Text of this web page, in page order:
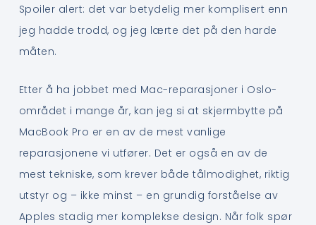
Spoiler alert: det var betydelig mer komplisert enn
jeg hadde trodd, og jeg lærte det på den harde
måten.
Etter å ha jobbet med Mac-reparasjoner i Oslo-
området i mange år, kan jeg si at skjermbytte på
MacBook Pro er en av de mest vanlige
reparasjonene vi utfører. Det er også en av de
mest tekniske, som krever både tålmodighet, riktig
utstyr og – ikke minst – en grundig forståelse av
Apples stadig mer komplekse design. Når folk spør